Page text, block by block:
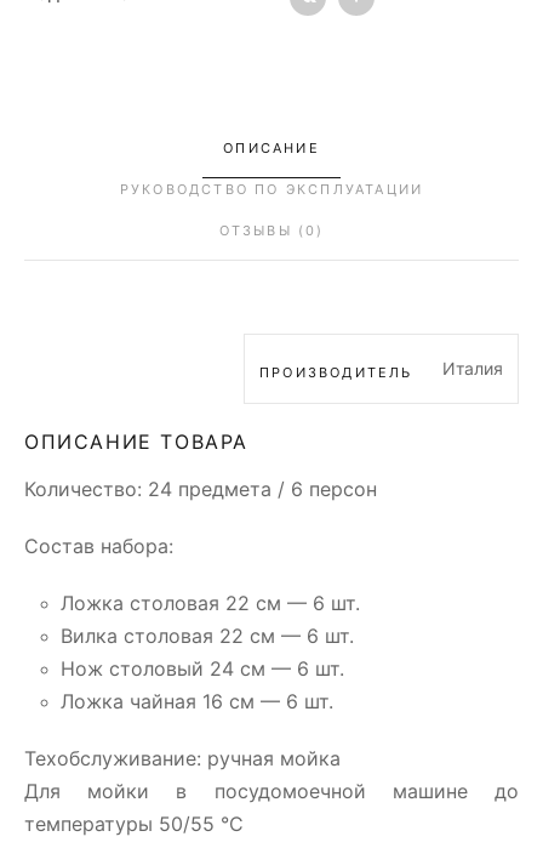
ОПИСАНИЕ
РУКОВОДСТВО ПО ЭКСПЛУАТАЦИИ
ОТЗЫВЫ (0)
ПРОИЗВОДИТЕЛЬ Италия
ОПИСАНИЕ ТОВАРА
Количество: 24 предмета / 6 персон
Состав набора:
Ложка столовая 22 см — 6 шт.
Вилка столовая 22 см — 6 шт.
Нож столовый 24 см — 6 шт.
Ложка чайная 16 см — 6 шт.
Техобслуживание: ручная мойка
Для мойки в посудомоечной машине до
температуры 50/55 °C